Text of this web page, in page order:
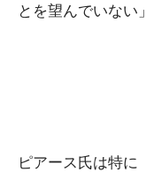
とを望んでいない
ピアース氏は特に